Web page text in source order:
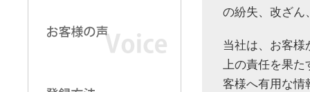
の紛失、改ざん
当社は、お客様
上の責任を果た
客様へ有用な情